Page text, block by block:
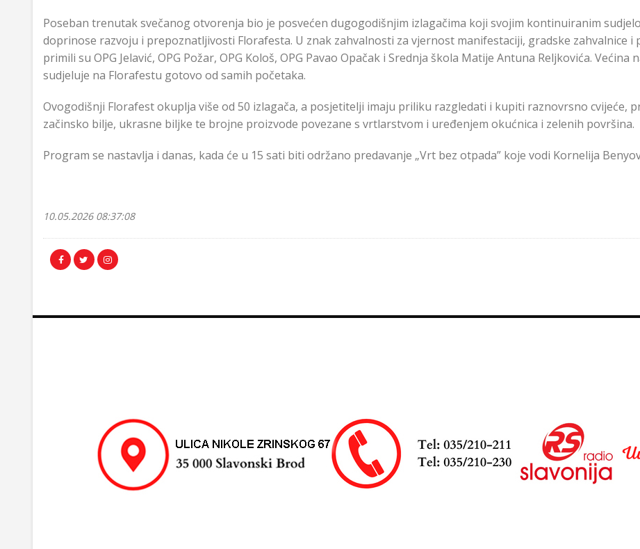
Poseban trenutak svečanog otvorenja bio je posvećen dugogodišnjim izlagačima koji svojim kontinuiranim
doprinose razvoju i prepoznatljivosti Florafesta. U znak zahvalnosti za vjernost manifestaciji, gradske zahvalnice i
primili su OPG Jelavić, OPG Požar, OPG Kološ, OPG Pavao Opačak i Srednja škola Matije Antuna Reljkovića. Većina
sudjeluje na Florafestu gotovo od samih početaka.
Ovogodišnji Florafest okuplja više od 50 izlagača, a posjetitelji imaju priliku razgledati i kupiti raznovrsno cvijeće,
začinsko bilje, ukrasne biljke te brojne proizvode povezane s vrtlarstvom i uređenjem okućnica i zelenih površina.
Program se nastavlja i danas, kada će u 15 sati biti održano predavanje „Vrt bez otpada” koje vodi Kornelija
10.05.2026 08:37:08